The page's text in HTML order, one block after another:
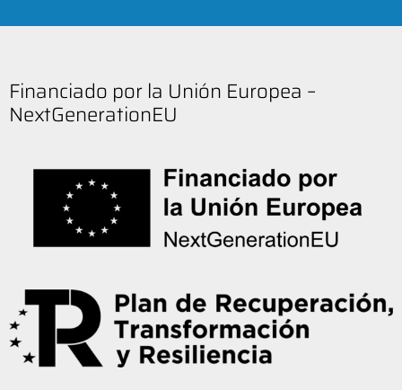
Financiado por la Unión Europea –
NextGenerationEU